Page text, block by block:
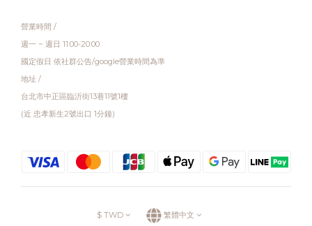
營業時間 /
週一 ~ 週日 11:00-20:00
國定假日 依社群公告/google營業時間為準
地址 /
台北市中正區臨沂街13巷11號1樓
(近 忠孝新生2號出口 1分鐘)
$ TWD 繁體中文